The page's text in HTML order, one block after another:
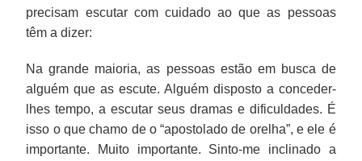
precisam escutar com cuidado ao que as pessoas
têm a dizer:
Na grande maioria, as pessoas estão em busca de
alguém que as escute. Alguém disposto a conceder-
lhes tempo, a escutar seus dramas e dificuldades. É
isso o que chamo de o “apostolado de orelha”, e ele é
importante. Muito importante. Sinto-me inclinado a